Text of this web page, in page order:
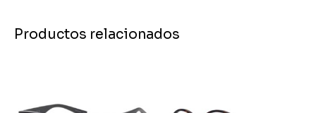
Productos relacionados